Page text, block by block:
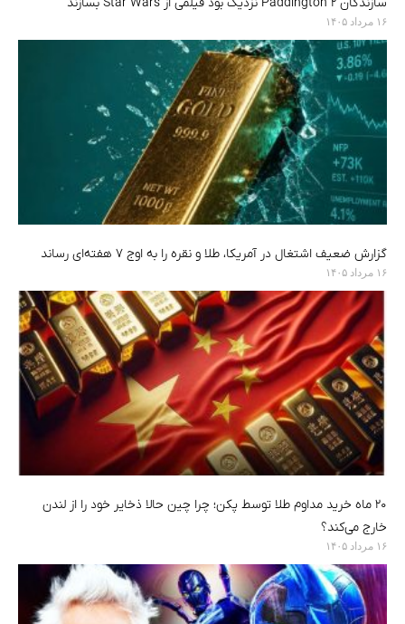
۱۶ مرداد ۱۴۰۵
گزارش ضعیف اشتغال در آمریکا، طلا و نقره را به اوج ۷ هفته‌ای رساند
۱۶ مرداد ۱۴۰۵
۲۰ ماه خرید مداوم طلا توسط پکن؛ چرا چین حالا ذخایر خود را از لندن
خارج می‌کند؟
۱۶ مرداد ۱۴۰۵